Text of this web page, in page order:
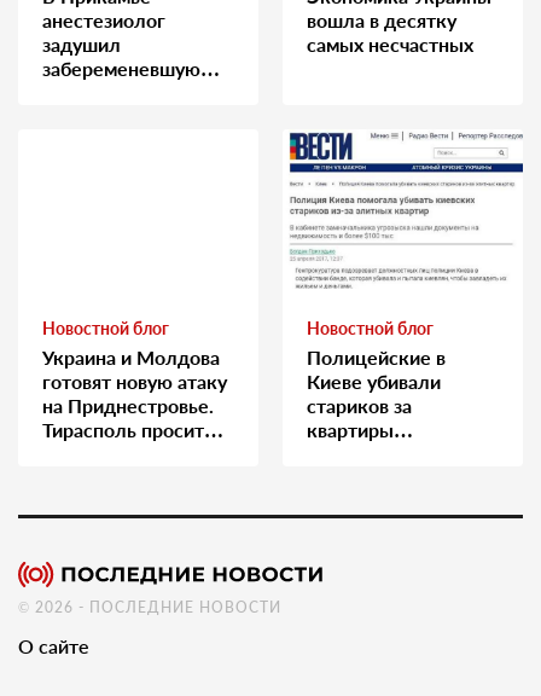
анестезиолог
задушил
забеременевшую
вошла в десятку
самых несчастных
Новостной блог
Украина и Молдова
готовят новую атаку
на Приднестровье.
Тирасполь просит
Новостной блог
Полицейские в
Киеве убивали
стариков за
квартиры…
© 2026 - ПОСЛЕДНИЕ НОВОСТИ
О сайте